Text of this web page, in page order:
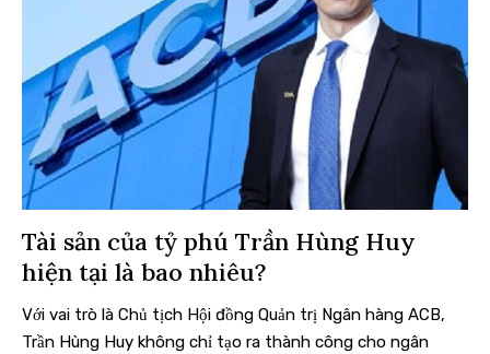
Tài sản của tỷ phú Trần Hùng Huy
hiện tại là bao nhiêu?
Với vai trò là Chủ tịch Hội đồng Quản trị Ngân hàng ACB,
Trần Hùng Huy không chỉ tạo ra thành công cho ngân